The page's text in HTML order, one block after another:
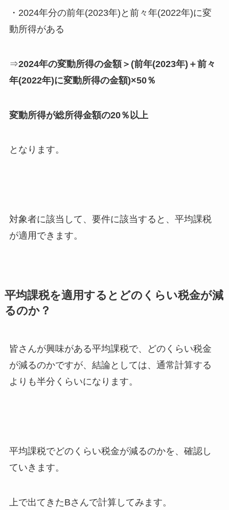
・2024年分の前年(2023年)と前々年(2022年)に変
動所得がある
⇒2024年の変動所得の金額＞(前年(2023年)＋前々
年(2022年)に変動所得の金額)×50％
変動所得が総所得金額の20％以上
となります。
対象者に該当して、要件に該当すると、平均課税
が適用できます。
平均課税を適用するとどのくらい税金が減
るのか？
皆さんが興味がある平均課税で、どのくらい税金
が減るのかですが、結論としては、通常計算する
よりも半分くらいになります。
平均課税でどのくらい税金が減るのかを、確認し
ていきます。
上で出てきたBさんで計算してみます。